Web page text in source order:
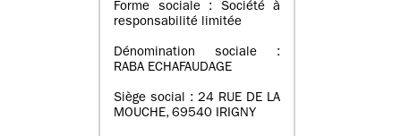
Forme sociale : Société à
responsabilité limitée
Dénomination sociale :
RABA ECHAFAUDAGE
Siège social : 24 RUE DE LA
MOUCHE, 69540 IRIGNY